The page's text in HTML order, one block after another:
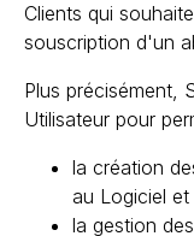
Clients qui
souscription d'un
Plus précisément,
Utilisateur pour
la création
au Logiciel
la gestion